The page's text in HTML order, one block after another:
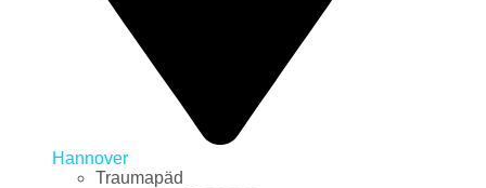
Hannover
Traumapäd